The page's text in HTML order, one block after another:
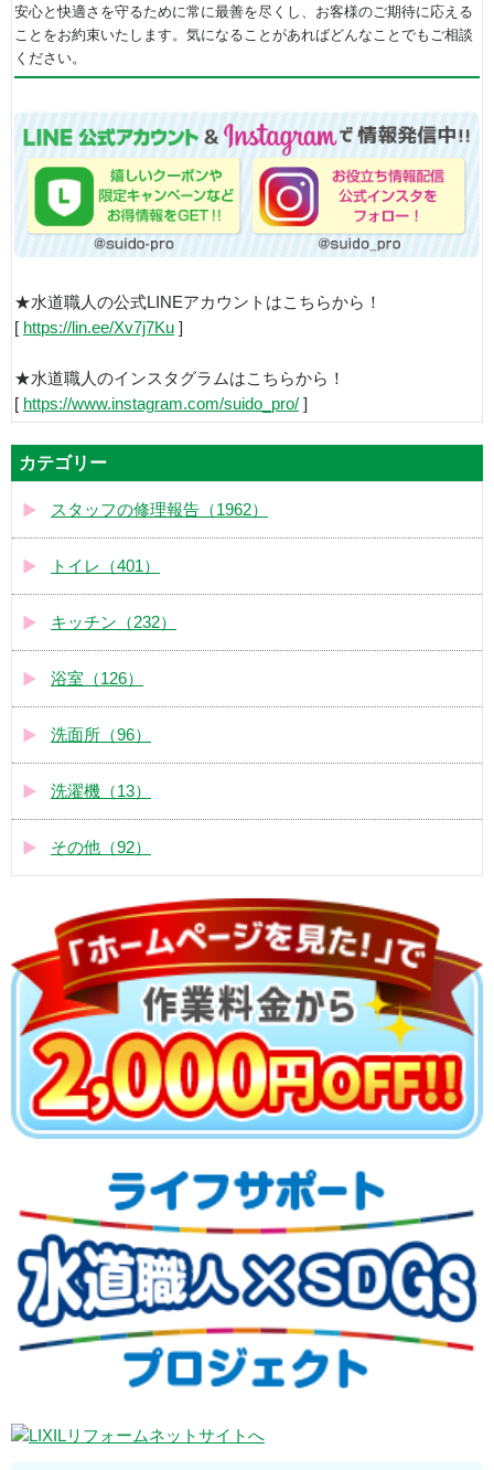
安心と快適さを守るために常に最善を尽くし、お客様のご期待に応える
ことをお約束いたします。気になることがあればどんなことでもご相談
ください。
★水道職人の公式LINEアカウントはこちらから！
[ https://lin.ee/Xv7j7Ku ]
★水道職人のインスタグラムはこちらから！
[ https://www.instagram.com/suido_pro/ ]
カテゴリー
スタッフの修理報告（1962）
トイレ（401）
キッチン（232）
浴室（126）
洗面所（96）
洗濯機（13）
その他（92）